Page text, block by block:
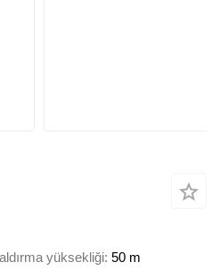
yüksekliği 50 m